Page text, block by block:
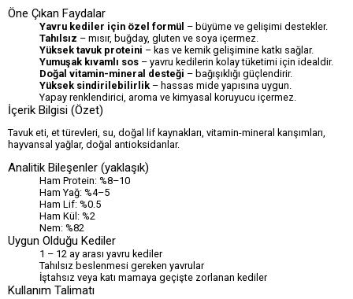
Öne Çıkan Faydalar
Yavru kediler için özel formül – büyüme ve gelişimi destekler.
Tahılsız – mısır, buğday, gluten ve soya içermez.
Yüksek tavuk proteini – kas ve kemik gelişimine katkı sağlar.
Yumuşak kıvamlı sos – yavru kedilerin kolay tüketimi için idealdir.
Doğal vitamin-mineral desteği – bağışıklığı güçlendirir.
Yüksek sindirilebilirlik – hassas mide yapısına uygun.
Yapay renklendirici, aroma ve kimyasal koruyucu içermez.
İçerik Bilgisi (Özet)
Tavuk eti, et türevleri, su, doğal lif kaynakları, vitamin-mineral karışımları,
hayvansal yağlar, doğal antioksidanlar.
Analitik Bileşenler (yaklaşık)
Ham Protein: %8–10
Ham Yağ: %4–5
Ham Lif: %0.5
Ham Kül: %2
Nem: %82
Uygun Olduğu Kediler
1 – 12 ay arası yavru kediler
Tahılsız beslenmesi gereken yavrular
İştahsız veya katı mamaya geçişte zorlanan kediler
Kullanım Talimatı